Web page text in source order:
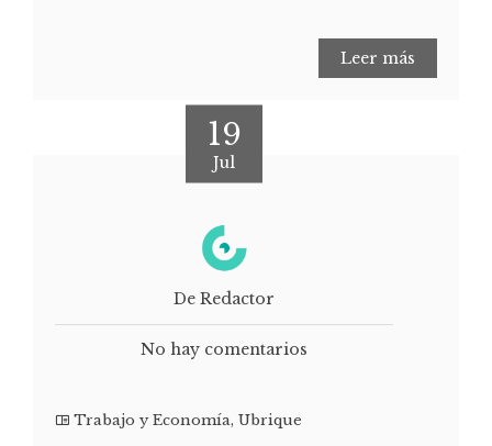
Leer más
19
Jul
De Redactor
No hay comentarios
Trabajo y Economía, Ubrique